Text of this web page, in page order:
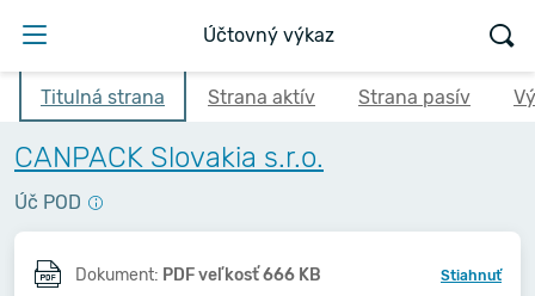
Účtovný výkaz
Titulná strana Strana aktív Strana pasív
CANPACK Slovakia s.r.o.
Úč POD
Dokument: PDF veľkosť 666 KB Stiahnuť